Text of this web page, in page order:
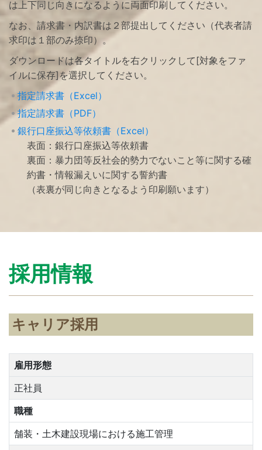
は上下同じ向きになるように両面印刷してください。
なお、請求書・内訳書は２部提出してください（代表者請
求印は１部のみ捺印）。
ダウンロードは各タイトルを右クリックして[対象をファ
イルに保存]を選択してください。
指定請求書（Excel）
指定請求書（PDF）
銀行口座振込等依頼書（Excel）
表面：銀行口座振込等依頼書
裏面：暴力団等反社会的勢力でないこと等に関する確
約書・情報漏えいに関する誓約書
（表裏が同じ向きとなるよう印刷願います）
採用情報
キャリア採用
雇用形態
正社員
職種
舗装・土木建設現場における施工管理